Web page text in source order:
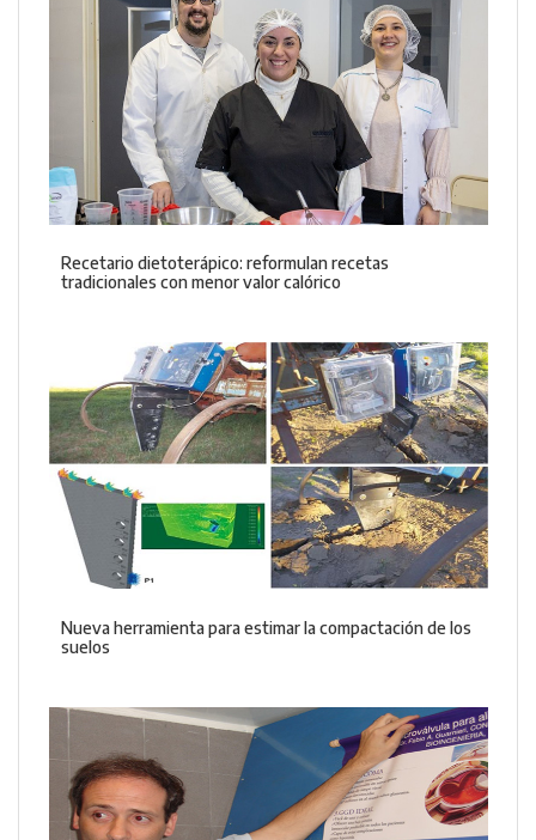
Recetario dietoterápico: reformulan recetas
tradicionales con menor valor calórico
Nueva herramienta para estimar la compactación de los
suelos